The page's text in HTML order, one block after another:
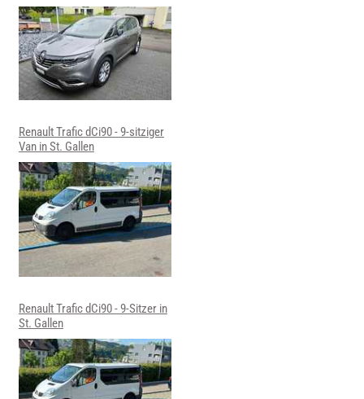
Renault Trafic dCi90 - 9-sitziger
Van in St. Gallen
Renault Trafic dCi90 - 9-Sitzer in
St. Gallen